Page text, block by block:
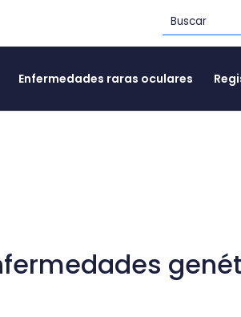
Enfermedades raras oculares